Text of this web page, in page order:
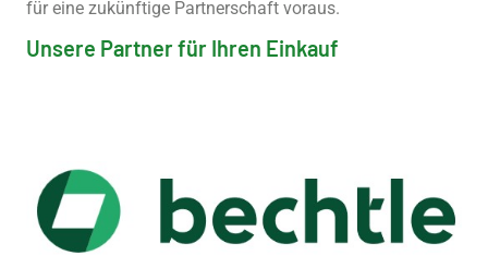
für eine zukünftige Partnerschaft voraus.
Unsere Partner für Ihren Einkauf